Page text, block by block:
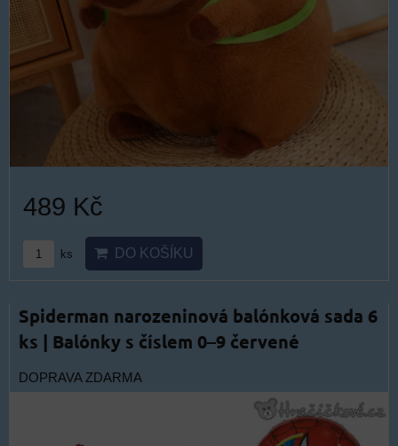
489 Kč
ks DO KOŠÍKU
Spiderman narozeninová balónková sada 6
ks | Balónky s číslem 0–9 červené
DOPRAVA ZDARMA